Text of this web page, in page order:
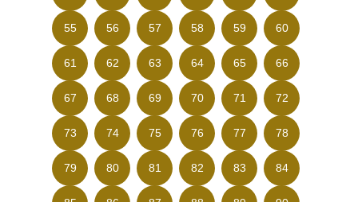
55 56 57 58 59 60
61 62 63 64 65 66
67 68 69 70 71 72
73 74 75 76 77 78
79 80 81 82 83 84